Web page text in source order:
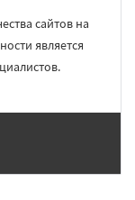
сайтов на
является